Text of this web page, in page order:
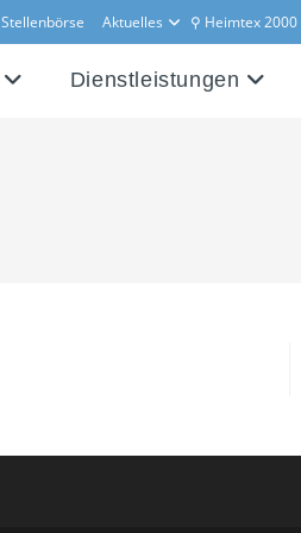
Stellenbörse Aktuelles ⚲ Heimtex 2000
Dienstleistungen